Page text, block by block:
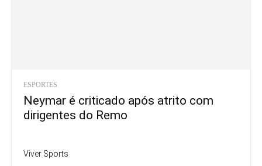
ESPORTES
Neymar é criticado após atrito com
dirigentes do Remo
Viver Sports